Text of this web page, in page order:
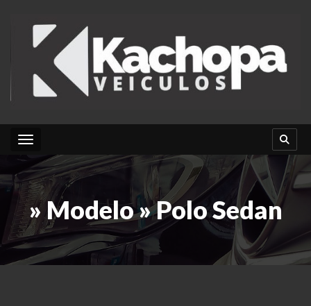
Toggle navigation
» Modelo » Polo Sedan